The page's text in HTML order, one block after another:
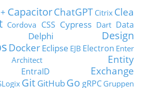
CapacitorChatGPT Citrix Clea
Cordova CSS Cypress Dart Data
Delphi
Design
DockerEclipse EJB Electron Enter
Entity
EntraID
Exchange
Git GitHubGo gRPC Gruppen